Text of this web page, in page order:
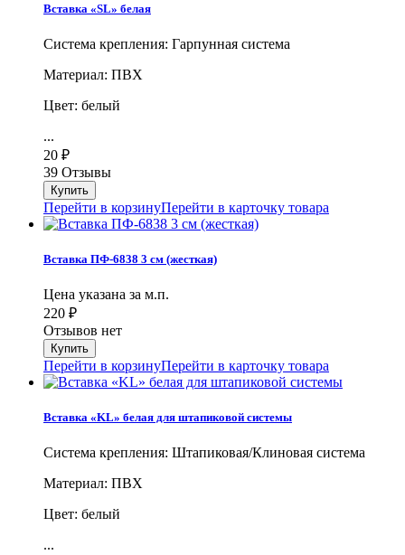
Вставка «SL» белая
Система крепления: Гарпунная система
Материал: ПВХ
Цвет: белый
...
20 ₽
39 Отзывы
Перейти в корзинуПерейти в карточку товара
Вставка ПФ-6838 3 см (жесткая)
Цена указана за м.п.
220 ₽
Отзывов нет
Перейти в корзинуПерейти в карточку товара
Вставка «KL» белая для штапиковой системы
Система крепления: Штапиковая/Клиновая система
Материал: ПВХ
Цвет: белый
...